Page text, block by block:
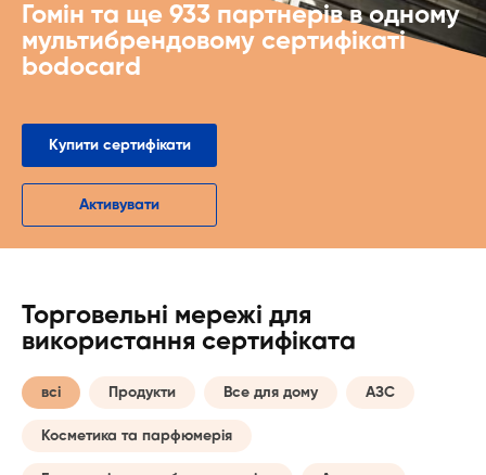
Гомін та ще 933 партнерів в одному
мультибрендовому сертифікаті
bodocard
Купити сертифікати
Активувати
Торговельні мережі для
використання сертифіката
всі Продукти Все для дому АЗС
Косметика та парфюмерія